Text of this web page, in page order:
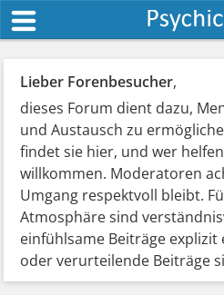
Lieber Forenbesucher,
dieses Forum dient dazu,
und Austausch zu
findet sie hier, und wer
willkommen. Moderatoren
Umgang respektvoll bleibt.
Atmosphäre sind
einfühlsame Beiträge
oder verurteilende Beiträge